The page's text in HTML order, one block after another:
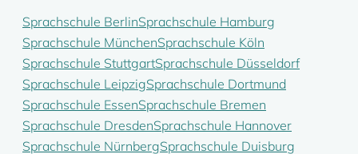
Sprachschule BerlinSprachschule Hamburg
Sprachschule MünchenSprachschule Köln
Sprachschule StuttgartSprachschule Düsseldorf
Sprachschule LeipzigSprachschule Dortmund
Sprachschule EssenSprachschule Bremen
Sprachschule DresdenSprachschule Hannover
Sprachschule NürnbergSprachschule Duisburg